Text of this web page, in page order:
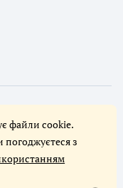
сайту,
допускаються лише за
праці
файли cookie.
з